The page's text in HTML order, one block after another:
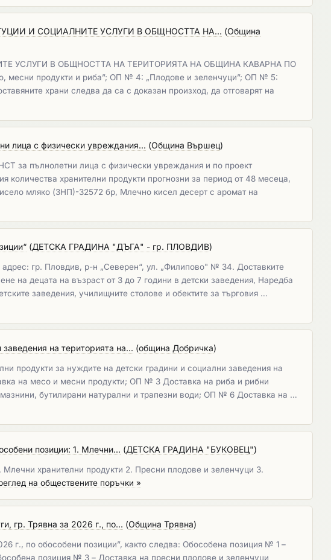
И СОЦИАЛНИТЕ УСЛУГИ В ОБЩНОСТТА НА... (Община
УСЛУГИ В ОБЩНОСТТА НА ТЕРИТОРИЯТА НА ОБЩИНА КАВАРНА ПО
продукти и риба”; ОП № 4: „Плодове и зеленчуци”; ОП № 5:
храни следва да са с доказан произход, да отговарят на
лица с физически увреждания... (Община Вършец)
за пълнолетни лица с физически увреждания и по проект
количества хранителни продукти прогнозни за период от 48 месеца,
мляко (ЗНП)-32572 бр, Млечно кисел десерт с аромат на
(ДЕТСКА ГРАДИНА "ДЪГА" - гр. ПЛОВДИВ)
гр. Пловдив, р-н „Северен“, ул. „Филипово" № 34. Доставките
на децата на възраст от 3 до 7 години в детски заведения, Наредба
заведения, училищните столове и обектите за търговия …
на територията на... (община Добричка)
продукти за нуждите на детски градини и социални заведения на
на месо и месни продукти; ОП № 3 Доставка на риба и рибни
бутилирани натурални и трапезни води; ОП № 6 Доставка на …
позиции: 1. Млечни... (ДЕТСКА ГРАДИНА "БУКОВЕЦ")
хранителни продукти 2. Пресни плодове и зеленчуци 3.
на обществените поръчки »
гр. Трявна за 2026 г., по... (Община Трявна)
г., по обособени позиции”, както следва: Обособена позиция № 1 –
позиция № 3 – Доставка на пресни плодове и зеленчуци